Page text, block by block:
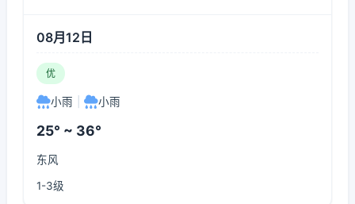
08月12日
优
小雨 小雨
25° ~ 36°
东风
1-3级